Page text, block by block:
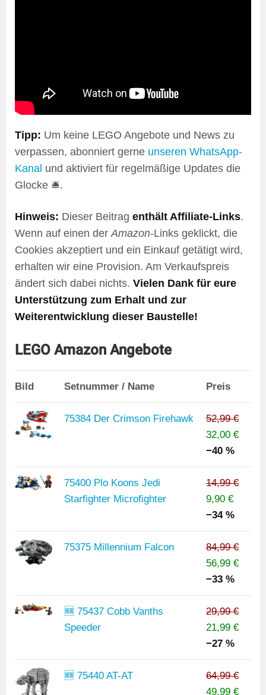
Tipp: Um keine LEGO Angebote und News zu
verpassen, abonniert gerne unseren WhatsApp-
Kanal und aktiviert für regelmäßige Updates die
Glocke 🛎️.
Hinweis: Dieser Beitrag enthält Affiliate-Links.
Wenn auf einen derAmazon-Links geklickt, die
Cookies akzeptiert und ein Einkauf getätigt wird,
erhalten wir eine Provision. Am Verkaufspreis
ändert sich dabei nichts. Vielen Dank für eure
Unterstützung zum Erhalt und zur
Weiterentwicklung dieser Baustelle!
LEGO Amazon Angebote
Bild Setnummer / Name Preis
75384 Der Crimson Firehawk
52,99 €
32,00 €
−40 %
75400 Plo Koons Jedi
Starfighter Microfighter
14,99 €
9,90 €
−34 %
75375 Millennium Falcon
84,99 €
56,99 €
−33 %
🆕 75437 Cobb Vanths
Speeder
29,99 €
21,99 €
−27 %
🆕 75440 AT-AT
64,99 €
49,99 €